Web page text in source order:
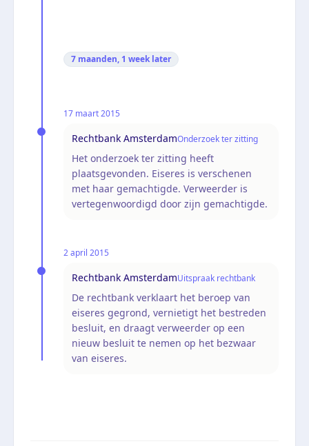
7 maanden, 1 week later
17 maart 2015
Rechtbank AmsterdamOnderzoek ter zitting
Het onderzoek ter zitting heeft
plaatsgevonden. Eiseres is verschenen
met haar gemachtigde. Verweerder is
vertegenwoordigd door zijn gemachtigde.
2 april 2015
Rechtbank AmsterdamUitspraak rechtbank
De rechtbank verklaart het beroep van
eiseres gegrond, vernietigt het bestreden
besluit, en draagt verweerder op een
nieuw besluit te nemen op het bezwaar
van eiseres.